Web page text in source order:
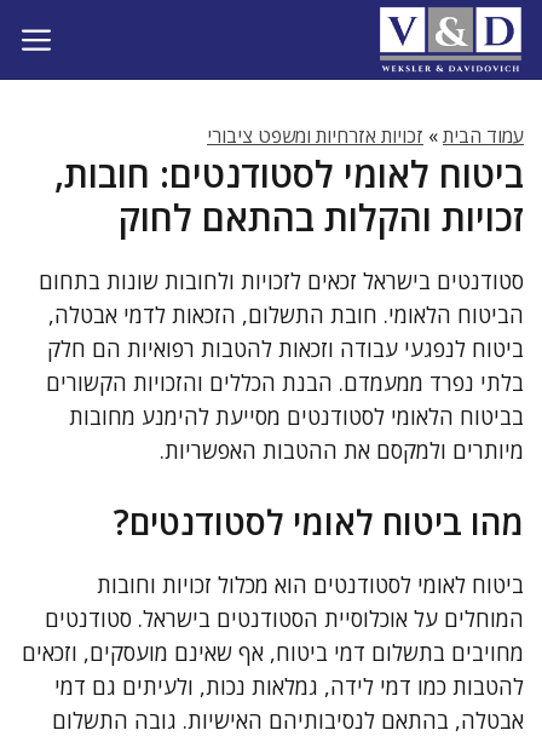
לדלג
לתוכן
עמוד הבית» זכויות אזרחיות ומשפט ציבורי
ביטוח לאומי לסטודנטים: חובות,
זכויות והקלות בהתאם לחוק
סטודנטים בישראל זכאים לזכויות ולחובות שונות בתחום
הביטוח הלאומי. חובת התשלום, הזכאות לדמי אבטלה,
ביטוח לנפגעי עבודה וזכאות להטבות רפואיות הם חלק
בלתי נפרד ממעמדם. הבנת הכללים והזכויות הקשורים
בביטוח הלאומי לסטודנטים מסייעת להימנע מחובות
מיותרים ולמקסם את ההטבות האפשריות.
מהו ביטוח לאומי לסטודנטים?
ביטוח לאומי לסטודנטים הוא מכלול זכויות וחובות
המוחלים על אוכלוסיית הסטודנטים בישראל. סטודנטים
מחויבים בתשלום דמי ביטוח, אף שאינם מועסקים, וזכאים
להטבות כמו דמי לידה, גמלאות נכות, ולעיתים גם דמי
אבטלה, בהתאם לנסיבותיהם האישיות. גובה התשלום